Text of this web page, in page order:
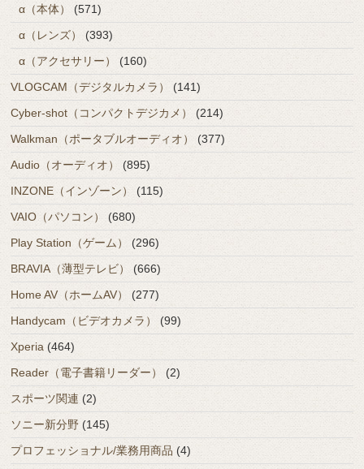
α（本体）
(571)
α（レンズ）
(393)
α（アクセサリー）
(160)
VLOGCAM（デジタルカメラ）
(141)
Cyber-shot（コンパクトデジカメ）
(214)
Walkman（ポータブルオーディオ）
(377)
Audio（オーディオ）
(895)
INZONE（インゾーン）
(115)
VAIO（パソコン）
(680)
Play Station（ゲーム）
(296)
BRAVIA（薄型テレビ）
(666)
Home AV（ホームAV）
(277)
Handycam（ビデオカメラ）
(99)
Xperia (464)
Reader（電子書籍リーダー）
(2)
スポーツ関連 (2)
ソニー新分野 (145)
プロフェッショナル/業務用商品 (4)